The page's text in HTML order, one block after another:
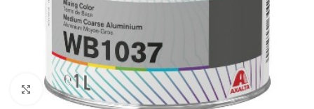
Click to enlarge